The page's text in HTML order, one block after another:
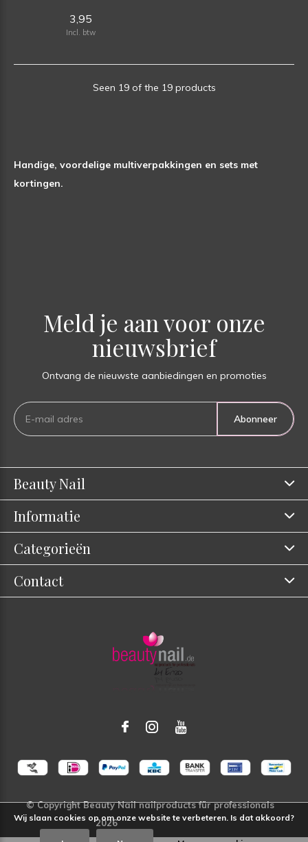
3,95
Incl. btw
Seen 19 of the 19 products
Handige, voordelige multiverpakkingen en sets met
kortingen.
Meld je aan voor onze
nieuwsbrief
Ontvang de nieuwste aanbiedingen en promoties
Abonneer
Beauty Nail
Informatie
Categorieën
Contact
Wij slaan cookies op om onze website te verbeteren. Is dat akkoord?